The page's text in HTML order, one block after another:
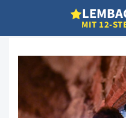
L
MIT 12-